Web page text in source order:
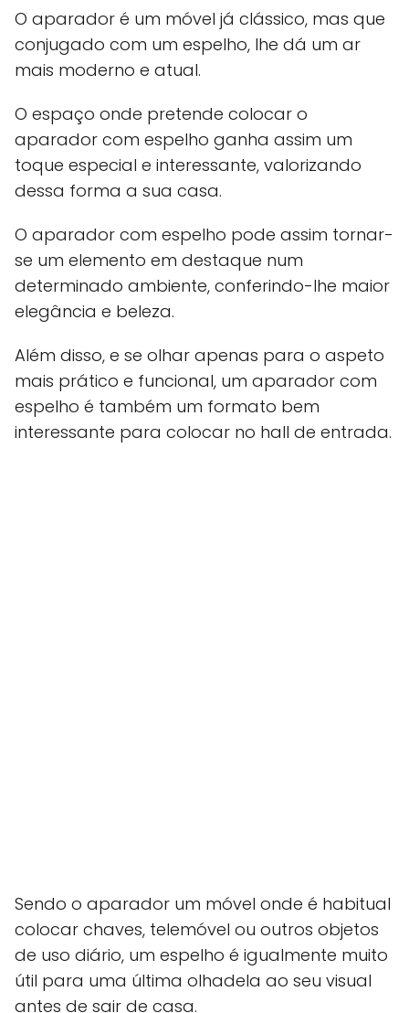
O aparador é um móvel já clássico, mas que
conjugado com um espelho, lhe dá um ar
mais moderno e atual.
O espaço onde pretende colocar o
aparador com espelho ganha assim um
toque especial e interessante, valorizando
dessa forma a sua casa.
O aparador com espelho pode assim tornar-
se um elemento em destaque num
determinado ambiente, conferindo-lhe maior
elegância e beleza.
Além disso, e se olhar apenas para o aspeto
mais prático e funcional, um aparador com
espelho é também um formato bem
interessante para colocar no hall de entrada.
Sendo o aparador um móvel onde é habitual
colocar chaves, telemóvel ou outros objetos
de uso diário, um espelho é igualmente muito
útil para uma última olhadela ao seu visual
antes de sair de casa.